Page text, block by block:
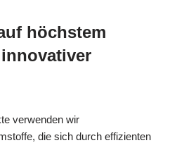
höchstem
verwenden wir
die sich durch effizienten